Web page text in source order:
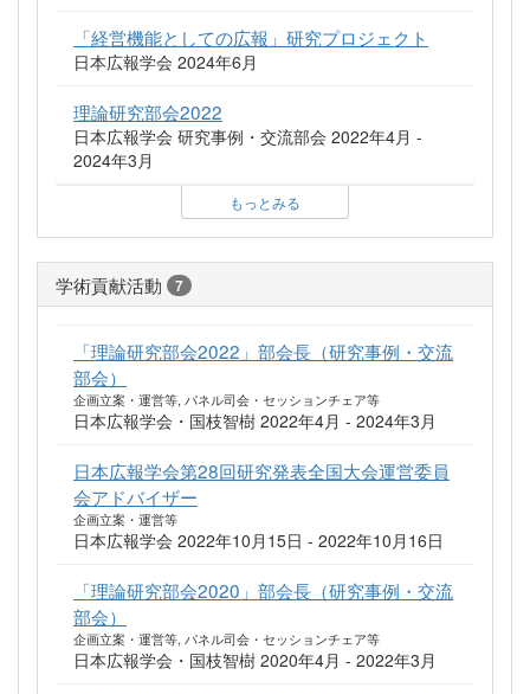
「経営機能としての広報」研究プロジェクト
日本広報学会 2024年6月
理論研究部会2022
日本広報学会 研究事例・交流部会 2022年4月 -
2024年3月
もっとみる
学術貢献活動 7
「理論研究部会2022」部会長（研究事例・交流
部会）
企画立案・運営等, パネル司会・セッションチェア等
日本広報学会・国枝智樹 2022年4月 - 2024年3月
日本広報学会第28回研究発表全国大会運営委員
会アドバイザー
企画立案・運営等
日本広報学会 2022年10月15日 - 2022年10月16日
「理論研究部会2020」部会長（研究事例・交流
部会）
企画立案・運営等, パネル司会・セッションチェア等
日本広報学会・国枝智樹 2020年4月 - 2022年3月